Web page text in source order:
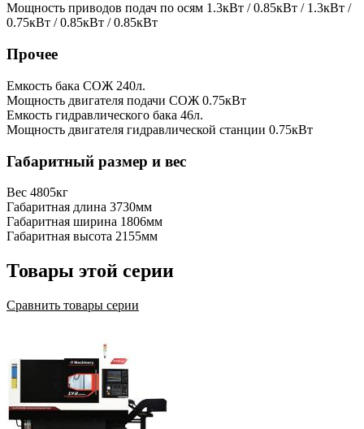
Мощность приводов подач по осям 1.3кВт / 0.85кВт / 1.3кВт /
0.75кВт / 0.85кВт / 0.85кВт
Прочее
Емкость бака СОЖ 240л.
Мощность двигателя подачи СОЖ 0.75кВт
Емкость гидравлического бака 46л.
Мощность двигателя гидравлической станции 0.75кВт
Габаритный размер и вес
Вес 4805кг
Габаритная длина 3730мм
Габаритная ширина 1806мм
Габаритная высота 2155мм
Товары этой серии
Сравнить товары серии